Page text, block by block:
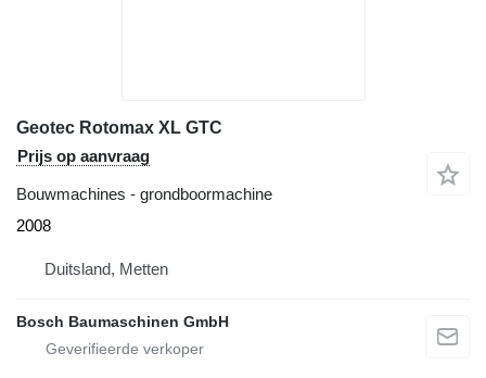
Geotec Rotomax XL GTC
Prijs op aanvraag
Bouwmachines - grondboormachine
2008
Duitsland, Metten
Bosch Baumaschinen GmbH